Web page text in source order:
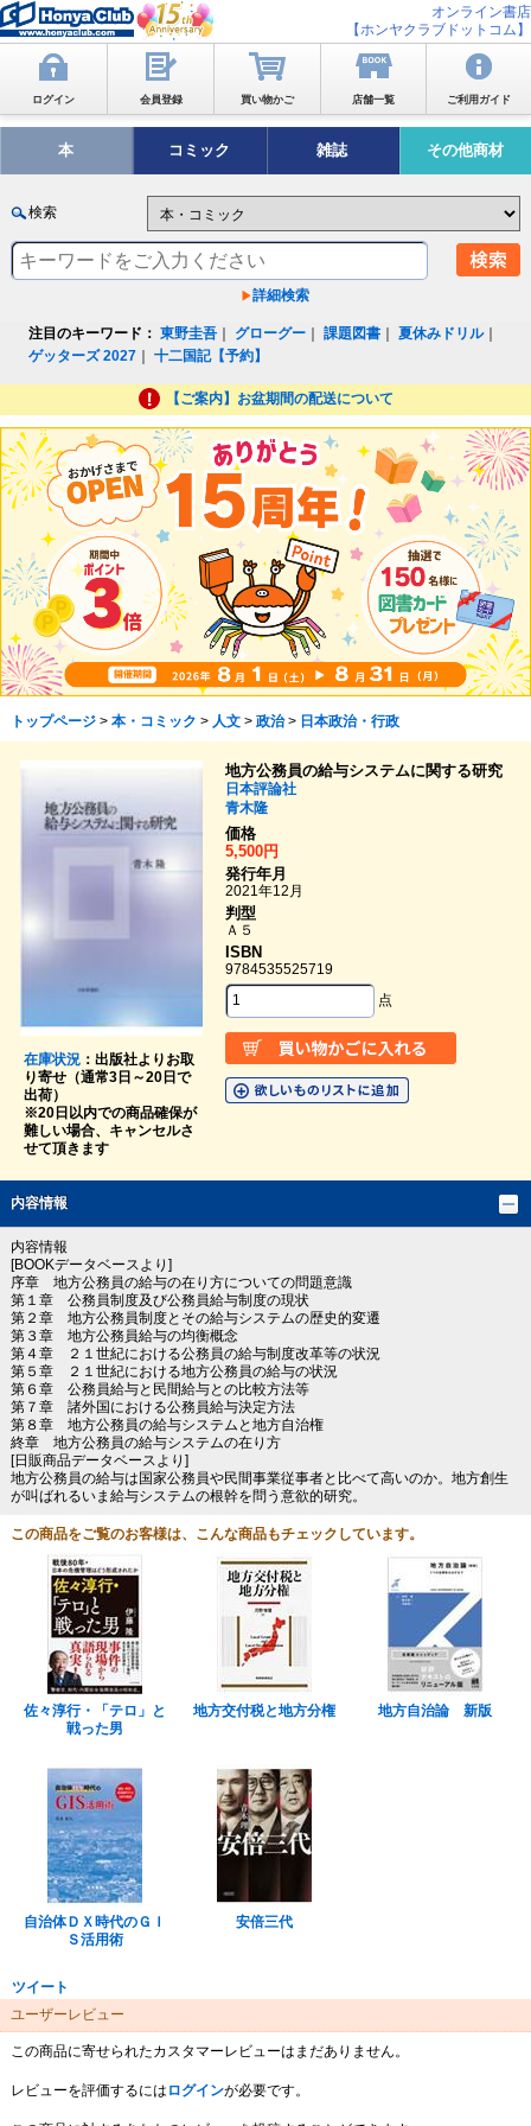
オンライン書店
【ホンヤクラブドットコム】
ログイン 会員登録 買い物かご 店舗一覧 ご利用ガイド
本 コミック 雑誌 その他商材
検索
詳細検索
注目のキーワード： 東野圭吾 グローグー ｜課題図書 ｜夏休みドリル｜
ゲッターズ 2027 ｜十二国記【予約】
【ご案内】お盆期間の配送について
トップページ> 本・コミック > 人文> 政治> 日本政治・行政
在庫状況：出版社よりお取
り寄せ（通常3日～20日で
出荷）
※20日以内での商品確保が
難しい場合、キャンセルさ
せて頂きます
地方公務員の給与システムに関する研究
日本評論社
青木隆
価格
5,500円
発行年月
2021年12月
判型
Ａ５
ISBN
9784535525719
点
内容情報
内容情報
[BOOKデータベースより]
序章 地方公務員の給与の在り方についての問題意識
第１章 公務員制度及び公務員給与制度の現状
第２章 地方公務員制度とその給与システムの歴史的変遷
第３章 地方公務員給与の均衡概念
第４章 ２１世紀における公務員の給与制度改革等の状況
第５章 ２１世紀における地方公務員の給与の状況
第６章 公務員給与と民間給与との比較方法等
第７章 諸外国における公務員給与決定方法
第８章 地方公務員の給与システムと地方自治権
終章 地方公務員の給与システムの在り方
[日販商品データベースより]
地方公務員の給与は国家公務員や民間事業従事者と比べて高いのか。地方創生
が叫ばれるいま給与システムの根幹を問う意欲的研究。
この商品をご覧のお客様は、こんな商品もチェックしています。
佐々淳行・「テロ」と
戦った男
地方交付税と地方分権 地方自治論 新版
自治体ＤＸ時代のＧＩ
Ｓ活用術
安倍三代
ツイート
ユーザーレビュー
この商品に寄せられたカスタマーレビューはまだありません。
レビューを評価するには ログインが必要です。